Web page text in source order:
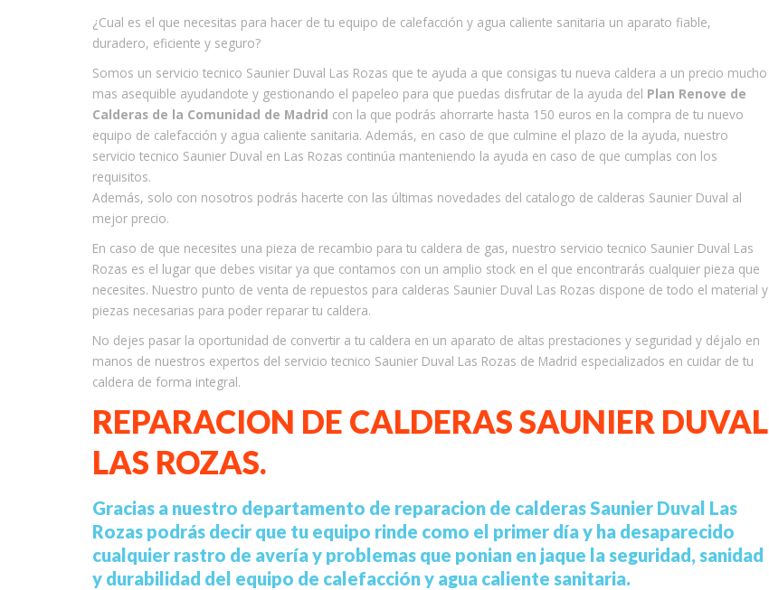
¿Cual es el que necesitas para hacer de tu equipo de calefacción y agua caliente sanitaria un aparato fiable,
duradero, eficiente y seguro?
Somos un servicio tecnico Saunier Duval Las Rozas que te ayuda a que consigas tu nueva caldera a un precio mucho
mas asequible ayudandote y gestionando el papeleo para que puedas disfrutar de la ayuda del Plan Renove de
Calderas de la Comunidad de Madrid con la que podrás ahorrarte hasta 150 euros en la compra de tu nuevo
equipo de calefacción y agua caliente sanitaria. Además, en caso de que culmine el plazo de la ayuda, nuestro
servicio tecnico Saunier Duval en Las Rozas continúa manteniendo la ayuda en caso de que cumplas con los
requisitos.
Además, solo con nosotros podrás hacerte con las últimas novedades del catalogo de calderas Saunier Duval al
mejor precio.
En caso de que necesites una pieza de recambio para tu caldera de gas, nuestro servicio tecnico Saunier Duval Las
Rozas es el lugar que debes visitar ya que contamos con un amplio stock en el que encontrarás cualquier pieza que
necesites. Nuestro punto de venta de repuestos para calderas Saunier Duval Las Rozas dispone de todo el material y
piezas necesarias para poder reparar tu caldera.
No dejes pasar la oportunidad de convertir a tu caldera en un aparato de altas prestaciones y seguridad y déjalo en
manos de nuestros expertos del servicio tecnico Saunier Duval Las Rozas de Madrid especializados en cuidar de tu
caldera de forma integral.
REPARACION DE CALDERAS SAUNIER DUVAL
LAS ROZAS.
Gracias a nuestro departamento de reparacion de calderas Saunier Duval Las
Rozas podrás decir que tu equipo rinde como el primer día y ha desaparecido
cualquier rastro de avería y problemas que ponian en jaque la seguridad, sanidad
y durabilidad del equipo de calefacción y agua caliente sanitaria.